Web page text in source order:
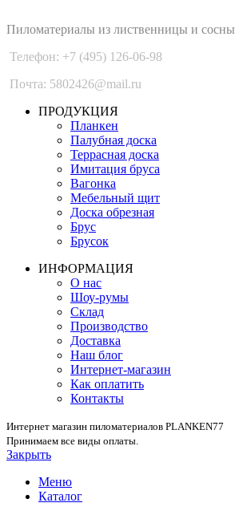
Пиломатериалы из лиственницы и сосны
Телефон: +7 (495) 126-06-98
Почта: 5802426@mail.ru
ПРОДУКЦИЯ
Планкен
Палубная доска
Террасная доска
Имитация бруса
Вагонка
Мебельный щит
Доска обрезная
Брус
Брусок
ИНФОРМАЦИЯ
О нас
Шоу-румы
Склад
Производство
Доставка
Наш блог
Интернет-магазин
Как оплатить
Контакты
Интернет магазин пиломатериалов PLANKEN77
Принимаем все виды оплаты.
Закрыть
Меню
Каталог